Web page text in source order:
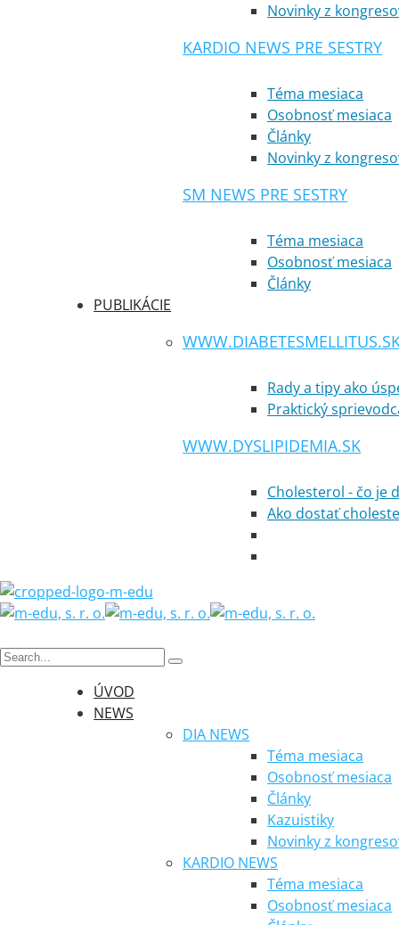
Novinky z
KARDIO NEWS PRE SESTRY
Téma mesiaca
Osobnosť mesiaca
Články
Novinky z
SM NEWS PRE SESTRY
Téma mesiaca
Osobnosť mesiaca
Články
PUBLIKÁCIE
Rady a tipy ako
Praktický
WWW.DYSLIPIDEMIA.SK
Cholesterol - čo je
Ako dostať
ÚVOD
NEWS
DIA NEWS
Téma mesiaca
Osobnosť mesiaca
Články
Kazuistiky
Novinky z
KARDIO NEWS
Téma mesiaca
Osobnosť mesiaca